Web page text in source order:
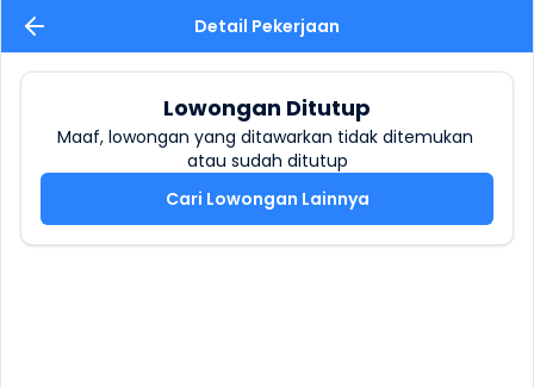
Detail Pekerjaan
Lowongan Ditutup
Maaf, lowongan yang ditawarkan tidak ditemukan
atau sudah ditutup
Cari Lowongan Lainnya